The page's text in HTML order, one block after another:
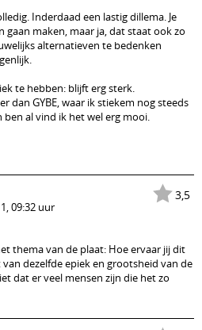
Inderdaad een lastig dillema. Je
gaan maken, maar ja, dat staat ook zo
alternatieven te bedenken
te hebben: blijft erg sterk.
dan GYBE, waar ik stiekem nog steeds
al vind ik het wel erg mooi.
3,5
09:32 uur
thema van de plaat: Hoe ervaar jij dit
dezelfde epiek en grootsheid van de
dat er veel mensen zijn die het zo